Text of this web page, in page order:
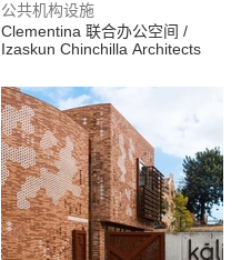
公共机构设施
Clementina 联合办公空间 /
Izaskun Chinchilla Architects